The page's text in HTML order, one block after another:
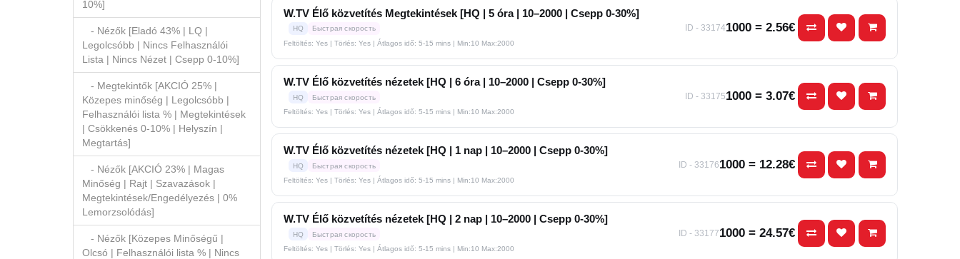
10%]
- Nézők [Eladó 43% | LQ |
Legolcsóbb | Nincs Felhasználói
Lista | Nincs Nézet | Csepp 0-10%]
- Megtekintők [AKCIÓ 25% |
Közepes minőség | Legolcsóbb |
Felhasználói lista % | Megtekintések
| Csökkenés 0-10% | Helyszín |
Megtartás]
- Nézők [AKCIÓ 23% | Magas
Minőség | Rajt | Szavazások |
Megtekintések/Engedélyezés | 0%
Lemorzsolódás]
- Nézők [Közepes Minőségű |
Olcsó | Felhasználói lista % | Nincs
W.TV Élő közvetítés Megtekintések [HQ | 5 óra | 10–2000 | Csepp 0-30%]
HQ
Быстрая скорость
Feltöltés: Yes | Törlés: Yes | Átlagos idő: 5-15 mins | Min:10 Max:2000
ID - 331741000 = 2.56€
W.TV Élő közvetítés nézetek [HQ | 6 óra | 10–2000 | Csepp 0-30%]
HQ
Быстрая скорость
Feltöltés: Yes | Törlés: Yes | Átlagos idő: 5-15 mins | Min:10 Max:2000
ID - 331751000 = 3.07€
W.TV Élő közvetítés nézetek [HQ | 1 nap | 10–2000 | Csepp 0-30%]
HQ
Быстрая скорость
Feltöltés: Yes | Törlés: Yes | Átlagos idő: 5-15 mins | Min:10 Max:2000
ID - 331761000 = 12.28€
W.TV Élő közvetítés nézetek [HQ | 2 nap | 10–2000 | Csepp 0-30%]
HQ
Быстрая скорость
Feltöltés: Yes | Törlés: Yes | Átlagos idő: 5-15 mins
| Min:10 Max:2000
ID - 331771000 = 24.57€